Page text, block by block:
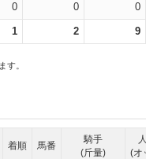
0 0 0
1 2 9
す。
着順 馬番
騎手
(斤量)
(オ